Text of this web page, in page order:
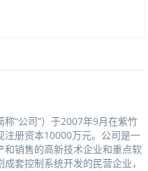
“公司”）于2007年9月在紫竹
注册资本10000万元。公司是一
销售的高新技术企业和重点软
套控制系统开发的民营企业，